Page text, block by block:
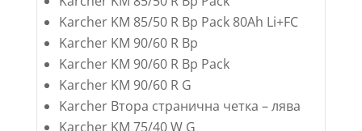
Karcher KM 85/50 R Bp Pack 80Ah Li+FC
Karcher KM 90/60 R Bp
Karcher KM 90/60 R Bp Pack
Karcher KM 90/60 R G
Karcher Втора странична четка – лява
Karcher KM 75/40 W G